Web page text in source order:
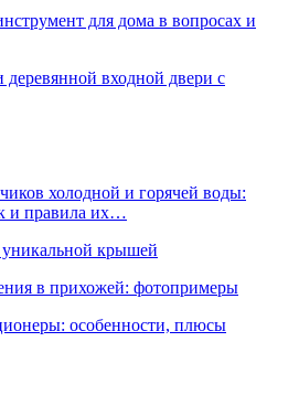
для дома в вопросах и
деревянной входной двери с
холодной и горячей воды:
и правила их…
крышей
в прихожей: фотопримеры
особенности, плюсы